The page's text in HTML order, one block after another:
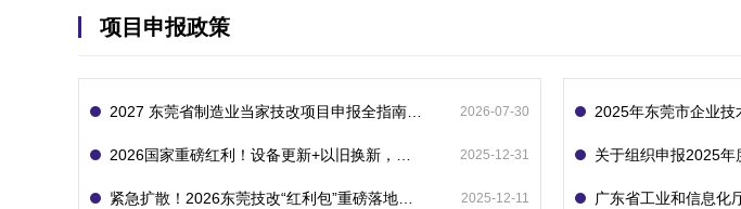
项目申报政策
2026-07-30
2025-12-31
2025-12-11